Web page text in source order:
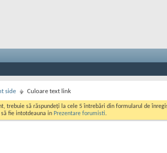
side Culoare text link
trebuie să răspundeți la cele 5 întrebări din formularul de
fie intotdeauna in Prezentare forumisti.